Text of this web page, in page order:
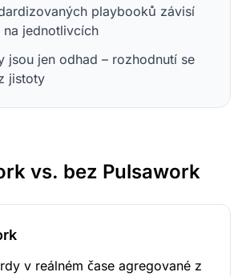
playbooků závisí
na jednotlivcích
jsou jen odhad – rozhodnutí se
jistoty
vs. bez Pulsawork
v reálném čase agregované z